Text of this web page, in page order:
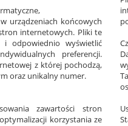
urządzeniach końcowych
internetowych. Pliki te
i odpowiednio wyświetlić
preferencji.
z której pochodzą,
oraz unikalny numer.
zawartości stron
korzystania ze